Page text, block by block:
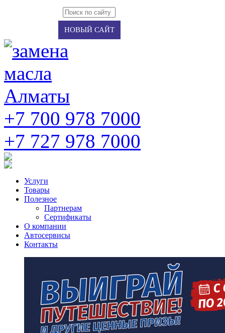
НОВЫЙ САЙТ
+7 700 978 7000
‭+7 727 978 7000‬
Услуги
Товары
Полезное
Партнерам
Сертификаты
О компании
Автосервисы
Контакты